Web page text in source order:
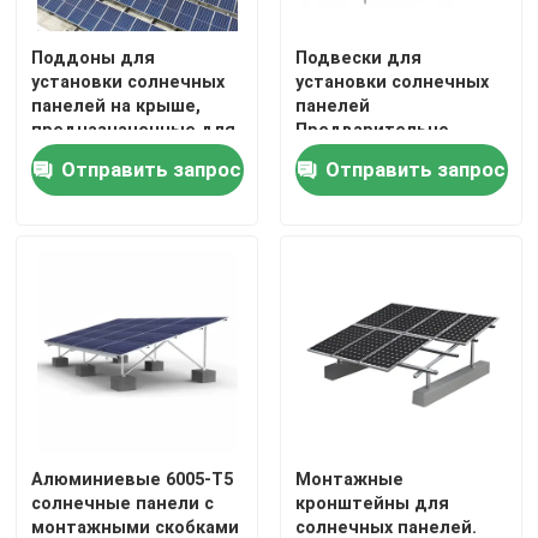
Металлические водосточные желоба
Оцинкованный кабельный лоток
Поддоны для
установки солнечных
панелей на крыше,
предназначенные для
металлических крыш,
обеспечивающие
монтажные решения и
Отправить запрос
Подвески для
установки солнечных
панелей
Предварительно
смонтированный
дизайн экономит
время установки и
Отправить запрос
Алюминиевые 6005-T5
солнечные панели с
монтажными скобками
Монтажные
кронштейны для
солнечных панелей.